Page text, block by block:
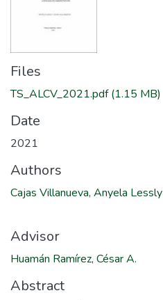
Files
TS_ALCV_2021.pdf(1.15 MB)
Date
2021
Authors
Cajas Villanueva, Anyela Lessly
Advisor
Huamán Ramírez, César A.
Abstract